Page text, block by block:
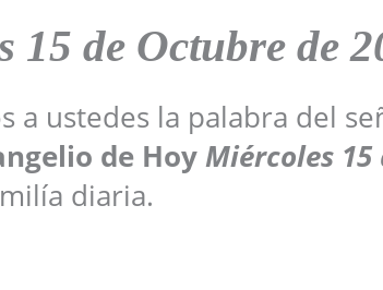
15 de Octubre de
a ustedes la palabra del
de HoyMiércoles 15
diaria.